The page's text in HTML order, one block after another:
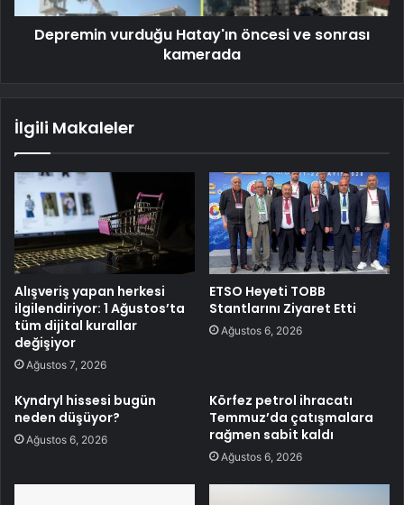
Depremin vurduğu Hatay'ın öncesi ve sonrası
kamerada
İlgili Makaleler
Alışveriş yapan herkesi
ilgilendiriyor: 1 Ağustos’ta
tüm dijital kurallar
değişiyor
Ağustos 7, 2026
ETSO Heyeti TOBB
Stantlarını Ziyaret Etti
Ağustos 6, 2026
Kyndryl hissesi bugün
neden düşüyor?
Ağustos 6, 2026
Körfez petrol ihracatı
Temmuz’da çatışmalara
rağmen sabit kaldı
Ağustos 6, 2026